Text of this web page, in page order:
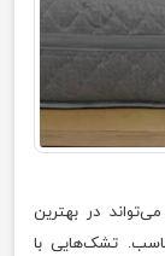
در بهترین
تشک‌هایی با